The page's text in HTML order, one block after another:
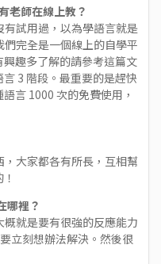
老師在線上教？
試用過，以為學語言就是
們完全是一個線上的自學平
趣多了解的請參考這篇文
3 階段 。最重要的是趕快
言 1000 次的免費使用，
大家都各有所長，互相幫
哪裡？
就是要有很強的反應能力
立刻想辦法解決。然後很